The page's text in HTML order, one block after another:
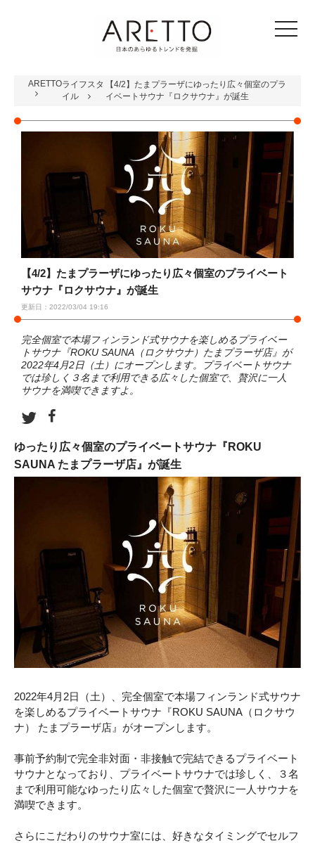
toggle
ARETTOライフスタ
イル
【4/2】たまプラーザにゆったり広々個室のプラ
イベートサウナ『ロクサウナ』が誕生
【4/2】たまプラーザにゆったり広々個室のプライベート
サウナ『ロクサウナ』が誕生
更新日：2022/03/04 19:16
完全個室で本場フィンランド式サウナを楽しめるプライベー
トサウナ『ROKU SAUNA（ロクサウナ）たまプラーザ店』が
2022年4月2日（土）にオープンします。プライベートサウナ
では珍しく３名まで利用できる広々した個室で、贅沢に一人
サウナを満喫できますよ。
ゆったり広々個室のプライベートサウナ『ROKU
SAUNA たまプラーザ店』が誕生
2022年4月2日（土）、完全個室で本場フィンランド式サウナ
を楽しめるプライベートサウナ『ROKU SAUNA（ロクサウ
ナ） たまプラーザ店』がオープンします。
事前予約制で完全非対面・非接触で完結できるプライベート
サウナとなっており、プライベートサウナでは珍しく、３名
まで利用可能なゆったり広々した個室で贅沢に一人サウナを
満喫できます。
さらにこだわりのサウナ室には、好きなタイミングでセルフ